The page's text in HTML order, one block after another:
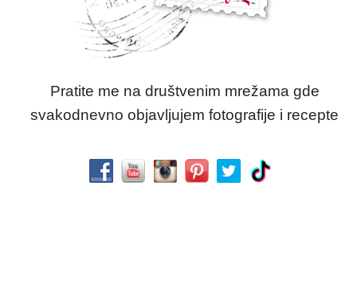
Pratite me na društvenim mrežama gde
svakodnevno objavljujem fotografije i recepte